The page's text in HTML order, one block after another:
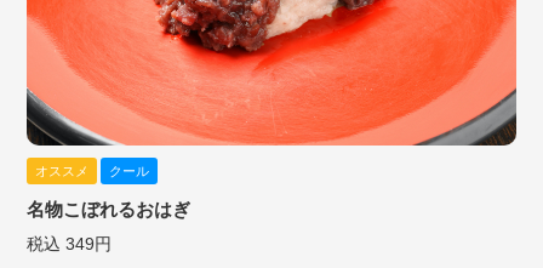
オススメ クール
名物こぼれるおはぎ
税込 349円